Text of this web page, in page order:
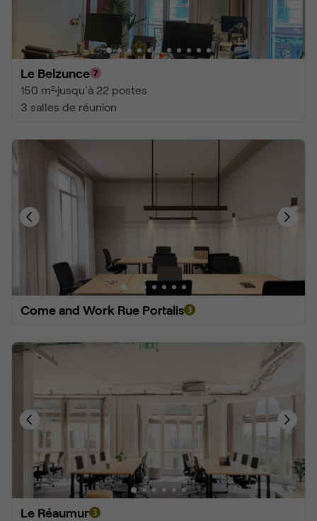
Le Belzunce
150 m²•jusqu'à 22 postes
3 salles de réunion
Come and Work Rue Portalis
Le Réaumur